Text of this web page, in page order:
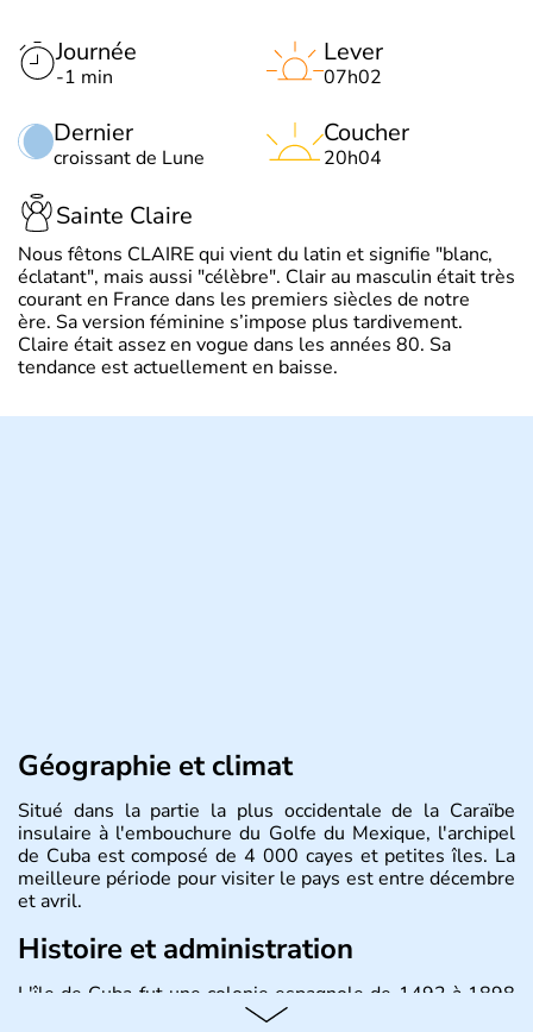
Journée
-1 min
Dernier
croissant de Lune
Lever
07h02
Coucher
20h04
Sainte Claire
Nous fêtons CLAIRE qui vient du latin et signifie "blanc,
éclatant", mais aussi "célèbre". Clair au masculin était très
courant en France dans les premiers siècles de notre
ère. Sa version féminine s’impose plus tardivement.
Claire était assez en vogue dans les années 80. Sa
tendance est actuellement en baisse.
Géographie et climat
Situé dans la partie la plus occidentale de la Caraïbe
insulaire à l'embouchure du Golfe du Mexique, l'archipel
de Cuba est composé de 4 000 cayes et petites îles. La
meilleure période pour visiter le pays est entre décembre
et avril.
Histoire et administration
L'île de Cuba fut une colonie espagnole de 1492 à 1898
puis un Territoire des Etats-Unis jusqu'en 1902. Le 17